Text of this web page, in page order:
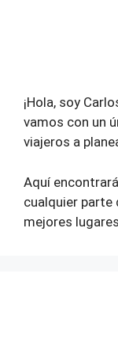
¡Hola, soy
vamos con un
viajeros a
Aquí
cualquier parte
mejores